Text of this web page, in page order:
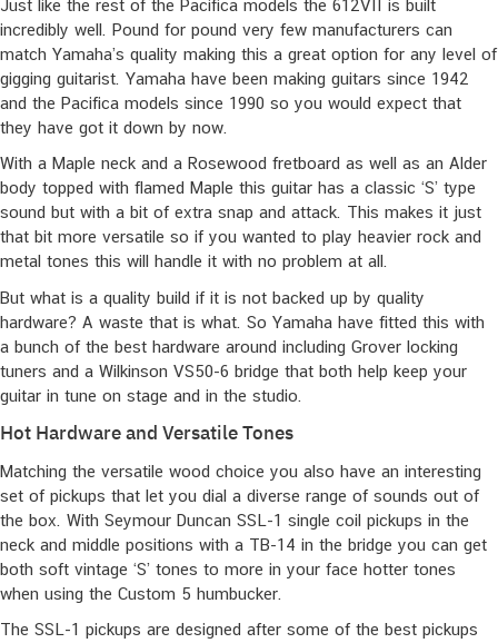
Just like the rest of the Pacifica models the 612VII is built
incredibly well. Pound for pound very few manufacturers can
match Yamaha’s quality making this a great option for any level of
gigging guitarist. Yamaha have been making guitars since 1942
and the Pacifica models since 1990 so you would expect that
they have got it down by now.
With a Maple neck and a Rosewood fretboard as well as an Alder
body topped with flamed Maple this guitar has a classic ‘S’ type
sound but with a bit of extra snap and attack. This makes it just
that bit more versatile so if you wanted to play heavier rock and
metal tones this will handle it with no problem at all.
But what is a quality build if it is not backed up by quality
hardware? A waste that is what. So Yamaha have fitted this with
a bunch of the best hardware around including Grover locking
tuners and a Wilkinson VS50-6 bridge that both help keep your
guitar in tune on stage and in the studio.
Hot Hardware and Versatile Tones
Matching the versatile wood choice you also have an interesting
set of pickups that let you dial a diverse range of sounds out of
the box. With Seymour Duncan SSL-1 single coil pickups in the
neck and middle positions with a TB-14 in the bridge you can get
both soft vintage ‘S’ tones to more in your face hotter tones
when using the Custom 5 humbucker.
The SSL-1 pickups are designed after some of the best pickups